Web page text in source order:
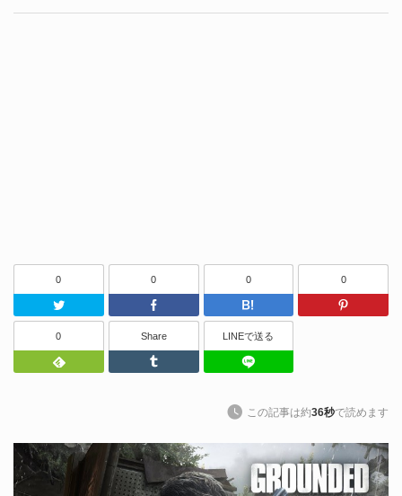
0
Twitter
0
Facebook
0
はてなブッ
0
0
Feedly
Share
Tumblr
LINEで送る
この記事は約36秒で読めます